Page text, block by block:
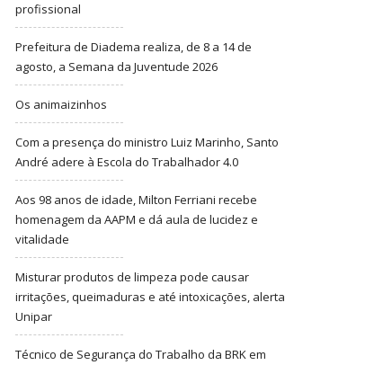
profissional
Prefeitura de Diadema realiza, de 8 a 14 de
agosto, a Semana da Juventude 2026
Os animaizinhos
Com a presença do ministro Luiz Marinho, Santo
André adere à Escola do Trabalhador 4.0
Aos 98 anos de idade, Milton Ferriani recebe
homenagem da AAPM e dá aula de lucidez e
vitalidade
Misturar produtos de limpeza pode causar
irritações, queimaduras e até intoxicações, alerta
Unipar
Técnico de Segurança do Trabalho da BRK em